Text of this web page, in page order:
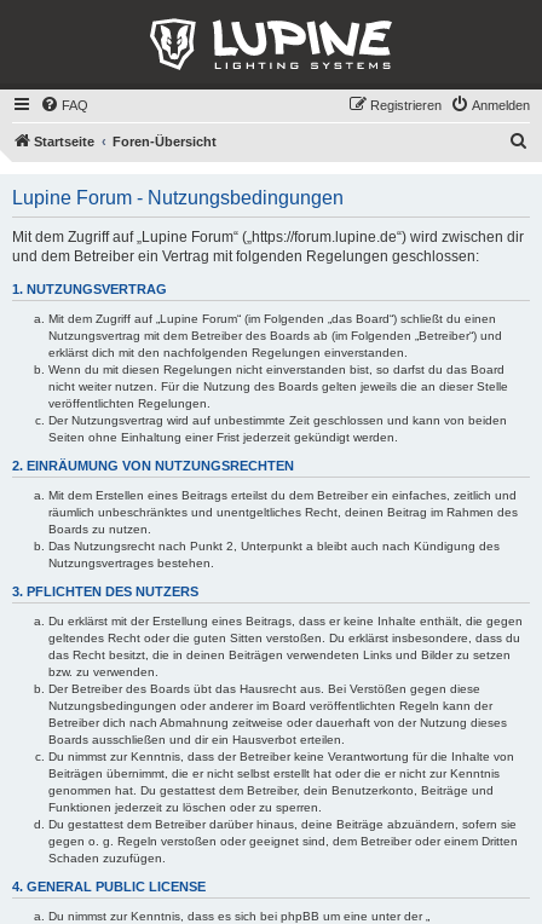
FAQ Anmelden
Registrieren
Startseite Foren-Übersicht
Lupine Forum - Nutzungsbedingungen
Mit dem Zugriff auf „Lupine Forum“ („https://forum.lupine.de“) wird zwischen dir
und dem Betreiber ein Vertrag mit folgenden Regelungen geschlossen:
1. NUTZUNGSVERTRAG
Mit dem Zugriff auf „Lupine Forum“ (im Folgenden „das Board“) schließt du einen
Nutzungsvertrag mit dem Betreiber des Boards ab (im Folgenden „Betreiber“) und
erklärst dich mit den nachfolgenden Regelungen einverstanden.
Wenn du mit diesen Regelungen nicht einverstanden bist, so darfst du das Board
nicht weiter nutzen. Für die Nutzung des Boards gelten jeweils die an dieser Stelle
veröffentlichten Regelungen.
Der Nutzungsvertrag wird auf unbestimmte Zeit geschlossen und kann von beiden
Seiten ohne Einhaltung einer Frist jederzeit gekündigt werden.
2. EINRÄUMUNG VON NUTZUNGSRECHTEN
Mit dem Erstellen eines Beitrags erteilst du dem Betreiber ein einfaches, zeitlich und
räumlich unbeschränktes und unentgeltliches Recht, deinen Beitrag im Rahmen des
Boards zu nutzen.
Das Nutzungsrecht nach Punkt 2, Unterpunkt a bleibt auch nach Kündigung des
Nutzungsvertrages bestehen.
3. PFLICHTEN DES NUTZERS
Du erklärst mit der Erstellung eines Beitrags, dass er keine Inhalte enthält, die gegen
geltendes Recht oder die guten Sitten verstoßen. Du erklärst insbesondere, dass du
das Recht besitzt, die in deinen Beiträgen verwendeten Links und Bilder zu setzen
bzw. zu verwenden.
Der Betreiber des Boards übt das Hausrecht aus. Bei Verstößen gegen diese
Nutzungsbedingungen oder anderer im Board veröffentlichten Regeln kann der
Betreiber dich nach Abmahnung zeitweise oder dauerhaft von der Nutzung dieses
Boards ausschließen und dir ein Hausverbot erteilen.
Du nimmst zur Kenntnis, dass der Betreiber keine Verantwortung für die Inhalte von
Beiträgen übernimmt, die er nicht selbst erstellt hat oder die er nicht zur Kenntnis
genommen hat. Du gestattest dem Betreiber, dein Benutzerkonto, Beiträge und
Funktionen jederzeit zu löschen oder zu sperren.
Du gestattest dem Betreiber darüber hinaus, deine Beiträge abzuändern, sofern sie
gegen o. g. Regeln verstoßen oder geeignet sind, dem Betreiber oder einem Dritten
Schaden zuzufügen.
4. GENERAL PUBLIC LICENSE
Du nimmst zur Kenntnis, dass es sich bei phpBB um eine unter der „